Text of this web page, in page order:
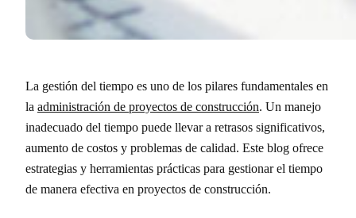
La gestión del tiempo es uno de los pilares fundamentales en
la administración de proyectos de construcción. Un manejo
inadecuado del tiempo puede llevar a retrasos significativos,
aumento de costos y problemas de calidad. Este blog ofrece
estrategias y herramientas prácticas para gestionar el tiempo
de manera efectiva en proyectos de construcción.